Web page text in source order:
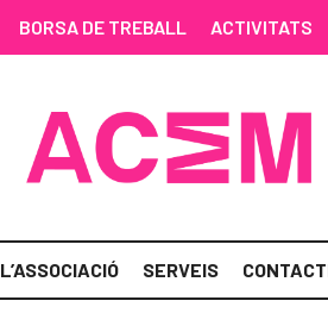
BORSA DE TREBALL ACTIVITATS
L’ASSOCIACIÓ SERVEIS